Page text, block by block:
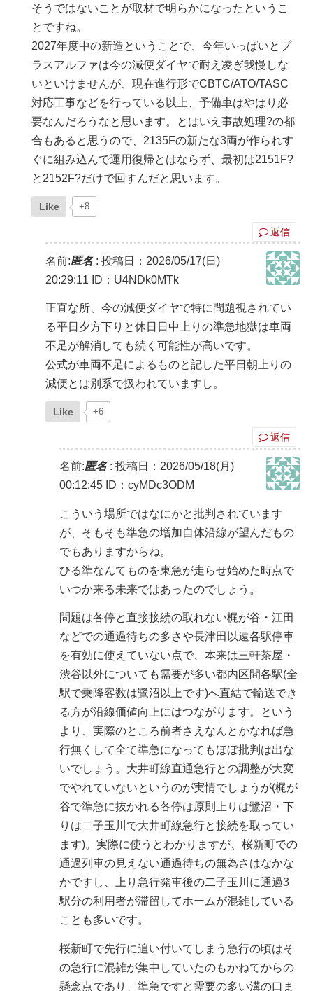
そうではないことが取材で明らかになったというこ
とですね。
2027年度中の新造ということで、今年いっぱいとプ
ラスアルファは今の減便ダイヤで耐え凌ぎ我慢しな
いといけませんが、現在進行形でCBTC/ATO/TASC
対応工事などを行っている以上、予備車はやはり必
要なんだろうなと思います。とはいえ事故処理?の都
合もあると思うので、2135Fの新たな3両が作られす
ぐに組み込んで運用復帰とはならず、最初は2151F?
と2152F?だけで回すんだと思います。
Like +8
返信
名前:匿名: 投稿日：2026/05/17(日)
20:29:11
ID：U4NDk0MTk
正直な所、今の減便ダイヤで特に問題視されてい
る平日夕方下りと休日日中上りの準急地獄は車両
不足が解消しても続く可能性が高いです。
公式が車両不足によるものと記した平日朝上りの
減便とは別系で扱われていますし。
Like +6
返信
名前:匿名: 投稿日：2026/05/18(月)
00:12:45 ID：cyMDc3ODM
こういう場所ではなにかと批判されています
が、そもそも準急の増加自体沿線が望んだもの
でもありますからね。
ひる準なんてものを東急が走らせ始めた時点で
いつか来る未来ではあったのでしょう。
問題は各停と直接接続の取れない梶が谷・江田
などでの通過待ちの多さや長津田以遠各駅停車
を有効に使えていない点で、本来は三軒茶屋・
渋谷以外についても需要が多い都内区間各駅(全
駅で乗降客数は鷺沼以上です)へ直結で輸送でき
る方が沿線価値向上にはつながります。という
より、実際のところ前者さえなんとかなれば急
行無くして全て準急になってもほぼ批判は出な
いでしょう。大井町線直通急行との調整が大変
でやれていないというのが実情でしょうが(梶が
谷で準急に抜かれる各停は原則上りは鷺沼・下
りは二子玉川で大井町線急行と接続を取ってい
ます)。実際に使うとわかりますが、桜新町での
通過列車の見えない通過待ちの無為さはなかな
かですし、上り急行発車後の二子玉川に通過3
駅分の利用者が滞留してホームが混雑している
ことも多いです。
桜新町で先行に追い付いてしまう急行の頃はそ
の急行に混雑が集中していたのもかねてからの
懸念点であり、準急ですと需要の多い溝の口ま